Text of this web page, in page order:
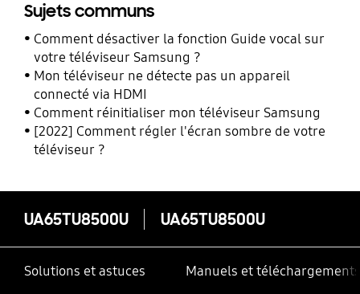
Sujets communs
Comment désactiver la fonction Guide vocal sur
votre téléviseur Samsung ?
Mon téléviseur ne détecte pas un appareil
connecté via HDMI
Comment réinitialiser mon téléviseur Samsung
[2022] Comment régler l'écran sombre de votre
téléviseur ?
UA65TU8500U UA65TU8500U
Solutions et astuces Manuels et téléchargements